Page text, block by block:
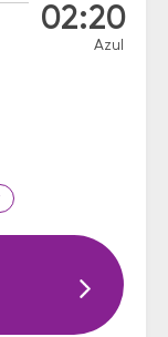
02:20
Azul